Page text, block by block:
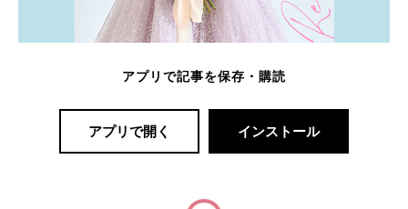
アプリで記事を保存・購読
アプリで開く インストール